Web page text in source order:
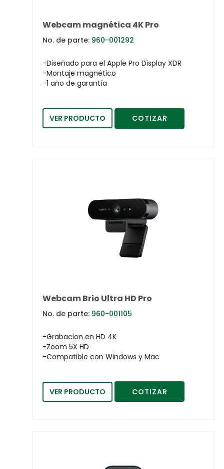
Webcam magnética 4K Pro
No. de parte: 960-001292
-Diseñado para el Apple Pro Display XDR
-Montaje magnético
-1 año de garantía
VER PRODUCTO COTIZAR
Webcam Brio Ultra HD Pro
No. de parte: 960-001105
-Grabacion en HD 4K
-Zoom 5X HD
-Compatible con Windows y Mac
VER PRODUCTO COTIZAR